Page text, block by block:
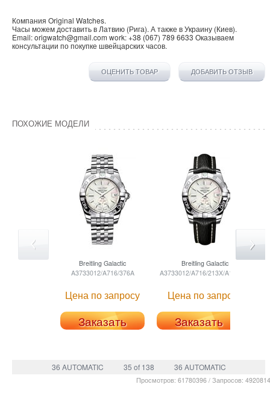
Компания Original Watches.
Часы можем доставить в Латвию (Рига). А также вУкраину (Киев).
Email:origwatch@gmail.com work:+38 (067) 789 6633 Оказываем
консультации по покупке швейцарских часов.
ОЦЕНИТЬ ТОВАР ДОБАВИТЬ ОТЗЫВ
ПОХОЖИЕ МОДЕЛИ
Breitling Galactic
A3733012/A716/376A
Цена по запросу
Заказать
Breitling Galactic
A3733012/A716/213X/A16BA.1
Цена по запросу
Заказать
36 AUTOMATIC 35 of 138 36 AUTOMATIC
Просмотров: 61780396 / Запросов: